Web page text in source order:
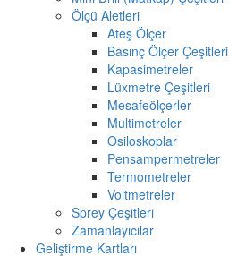
Ölçü Aletleri
Ateş Ölçer
Basınç Ölçer Çeşitleri
Kapasimetreler
Lüxmetre Çeşitleri
Mesafeölçerler
Multimetreler
Osiloskoplar
Pensampermetreler
Termometreler
Voltmetreler
Sprey Çeşitleri
Zamanlayıcılar
Geliştirme Kartları